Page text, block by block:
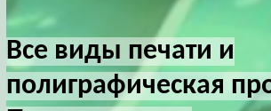
Все виды печати и
полиграфическая